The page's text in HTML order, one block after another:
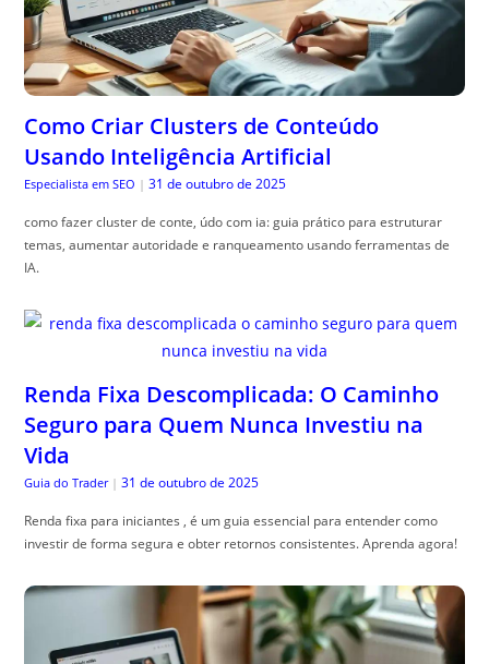
Como Criar Clusters de Conteúdo
Usando Inteligência Artificial
Especialista em SEO | 31 de outubro de 2025
como fazer cluster de conte, údo com ia: guia prático para estruturar
temas, aumentar autoridade e ranqueamento usando ferramentas de
IA.
Renda Fixa Descomplicada: O Caminho
Seguro para Quem Nunca Investiu na
Vida
Guia do Trader | 31 de outubro de 2025
Renda fixa para iniciantes , é um guia essencial para entender como
investir de forma segura e obter retornos consistentes. Aprenda agora!